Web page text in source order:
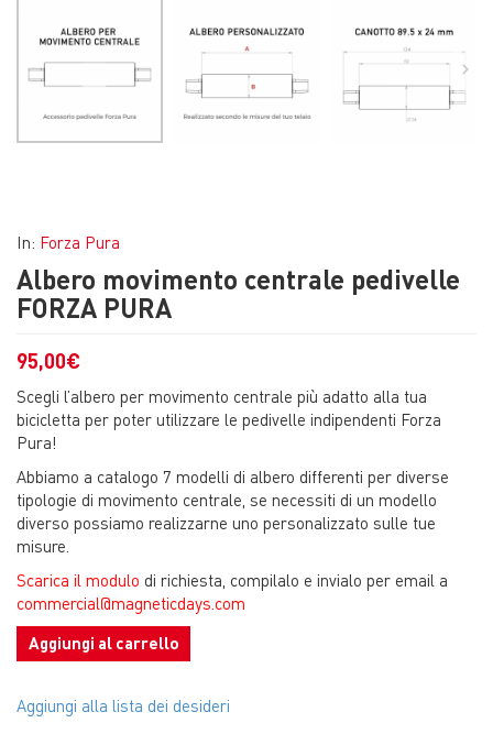
In: Forza Pura
Albero movimento centrale pedivelle
FORZA PURA
95,00€
Scegli l’albero per movimento centrale più adatto alla tua
bicicletta per poter utilizzare le pedivelle indipendenti Forza
Pura!
Abbiamo a catalogo 7 modelli di albero differenti per diverse
tipologie di movimento centrale, se necessiti di un modello
diverso possiamo realizzarne uno personalizzato sulle tue
misure.
Scarica il modulo di richiesta, compilalo e invialo per email a
commercial@magneticdays.com
Aggiungi al carrello
Aggiungi alla lista dei desideri